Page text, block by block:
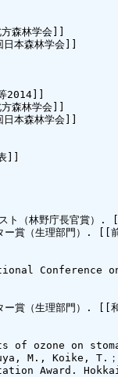
森林学会]]
本森林学会]]
2014]]
森林学会]]
本森林学会]]
]]
ト（林野庁長官賞）
ー賞（生理部門）. [[
Conference
ー賞（生理部門）. [[
of ozone on
M., Koike, T.
Award.